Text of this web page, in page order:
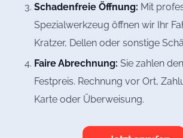
Schadenfreie Öffnung: Mit
Spezialwerkzeug öffnen wir Ihr
Kratzer, Dellen oder sonstige
Faire Abrechnung: Sie zahlen
Festpreis. Rechnung vor Ort,
Karte oder Überweisung.